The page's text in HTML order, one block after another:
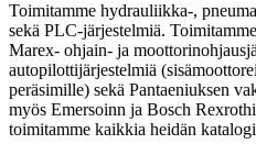
Toimitamme hydrauliikka-,
sekä PLC-järjestelmiä.
Marex- ohjain- ja
autopilottijärjestelmiä
peräsimille) sekä Pantaeniuksen
myös Emersoinn ja Bosch
toimitamme kaikkia heidän